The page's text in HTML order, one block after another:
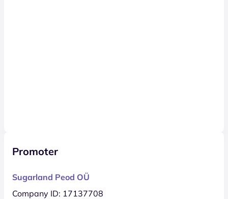
Promoter
Sugarland Peod OÜ
Company ID: 17137708